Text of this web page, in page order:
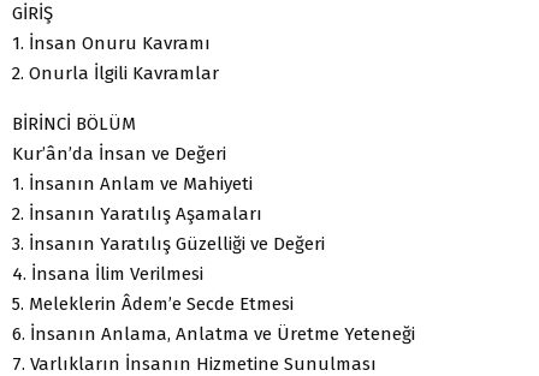
GİRİŞ
1. İnsan Onuru Kavramı
2. Onurla İlgili Kavramlar
BİRİNCİ BÖLÜM
Kur’ân’da İnsan ve Değeri
1. İnsanın Anlam ve Mahiyeti
2. İnsanın Yaratılış Aşamaları
3. İnsanın Yaratılış Güzelliği ve Değeri
4. İnsana İlim Verilmesi
5. Meleklerin Âdem’e Secde Etmesi
6. İnsanın Anlama, Anlatma ve Üretme Yeteneği
7. Varlıkların İnsanın Hizmetine Sunulması